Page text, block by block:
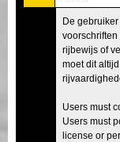
De
rijbewijs of
moet dit
Users must
Users must
license or